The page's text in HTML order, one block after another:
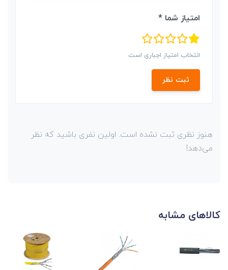
امتیاز شما *
انتخاب امتیاز اجباری است
ثبت نظر
هنوز نظری ثبت نشده است. اولین نفری باشید که نظر
می‌دهد!
کالاهای مشابه